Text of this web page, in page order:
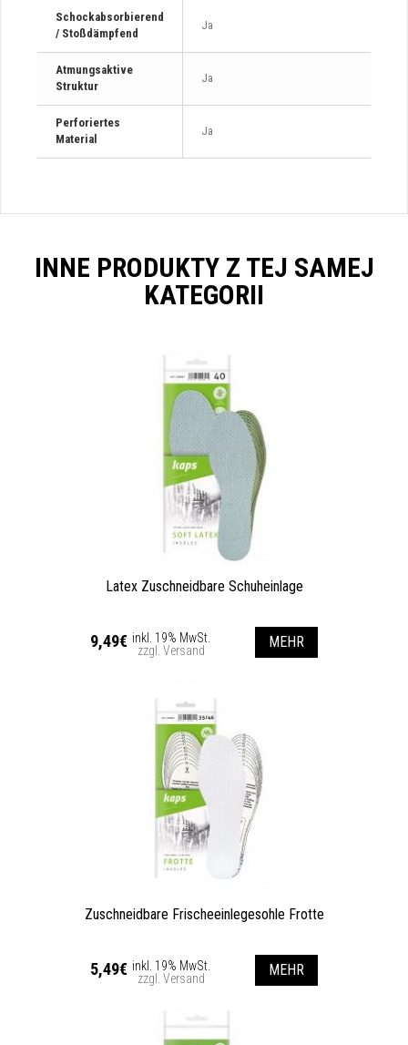
Schockabsorbierend
/ Stoßdämpfend
Ja
Atmungsaktive
Struktur
Ja
Perforiertes
Material
Ja
INNE PRODUKTY Z TEJ SAMEJ
KATEGORII
Latex Zuschneidbare Schuheinlage
9,49€ inkl. 19% MwSt.
zzgl. Versand
MEHR
Zuschneidbare Frischeeinlegesohle Frotte
5,49€ inkl. 19% MwSt.
zzgl. Versand
MEHR